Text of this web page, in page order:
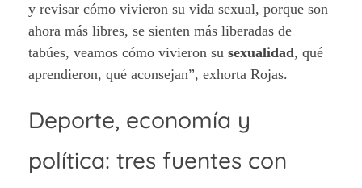
y revisar cómo vivieron su vida sexual, porque son
ahora más libres, se sienten más liberadas de
tabúes, veamos cómo vivieron su sexualidad, qué
aprendieron, qué aconsejan”, exhorta Rojas.
Deporte, economía y
política: tres fuentes con